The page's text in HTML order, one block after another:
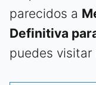
parecidos a
Definitiva
puedes visitar